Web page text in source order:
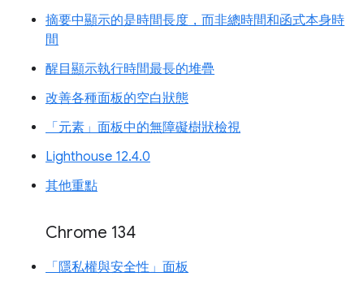
摘要中顯示的是時間長度，而非總時間和函式本身時
間
醒目顯示執行時間最長的堆疊
改善各種面板的空白狀態
「元素」面板中的無障礙樹狀檢視
Lighthouse 12.4.0
其他重點
Chrome 134
「隱私權與安全性」面板